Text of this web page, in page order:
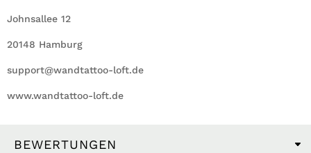
Johnsallee 12
20148 Hamburg
support@wandtattoo-loft.de
www.wandtattoo-loft.de
BEWERTUNGEN